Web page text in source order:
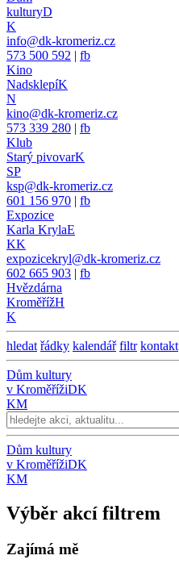
kulturyD
K
info@dk-kromeriz.cz
573 500 592 | fb
Kino
NadsklepíK
N
kino@dk-kromeriz.cz
573 339 280 | fb
Klub
Starý pivovarK
SP
ksp@dk-kromeriz.cz
601 156 970 | fb
Expozice
Karla KrylaE
KK
expozicekryl@dk-kromeriz.cz
602 665 903 | fb
Hvězdárna
KroměřížH
K
hledat řádky kalendář filtr kontakt
Dům kultury
v KroměřížiDK
KM
Dům kultury
v KroměřížiDK
KM
Výběr akcí filtrem
Zajímá mě